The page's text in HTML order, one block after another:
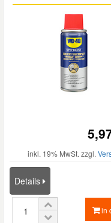
inkl. 19% MwSt. zzgl.
Details
in